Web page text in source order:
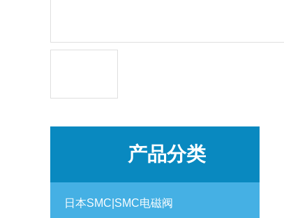
产品分类
日本SMC|SMC电磁阀